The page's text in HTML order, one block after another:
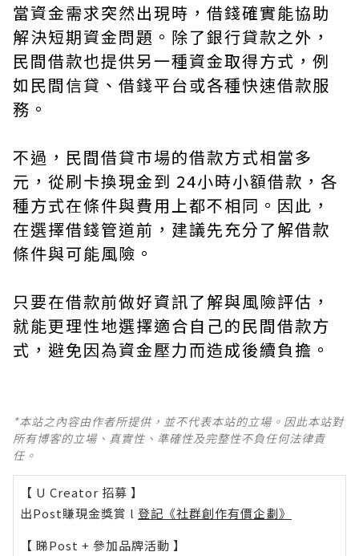
當資金需求突然出現時，借錢確實能協助
解決短期資金問題。除了銀行貸款之外，
民間借款也提供另一種資金取得方式，例
如民間信貸、借錢平台或各種快速借款服
務。
不過，民間借貸市場的借款方式相當多
元，從刷卡換現金到 24小時小額借款，各
種方式在條件與費用上都不相同。因此，
在選擇借錢管道前，建議先充分了解借款
條件與可能風險。
只要在借款前做好資訊了解與風險評估，
就能更理性地選擇適合自己的民間借款方
式，避免因為資金壓力而造成後續負擔。
*本站之內容由作者所提供，並不代表本站的立場。因此本站對
所有博客的立場、真實性、準確性及完整性不負任何法律責
任。
【 U Creator 招募 】
出Post賺現金獎賞 l 登記《社群創作有價企劃》
【 睇Post + 參加品牌活動 】